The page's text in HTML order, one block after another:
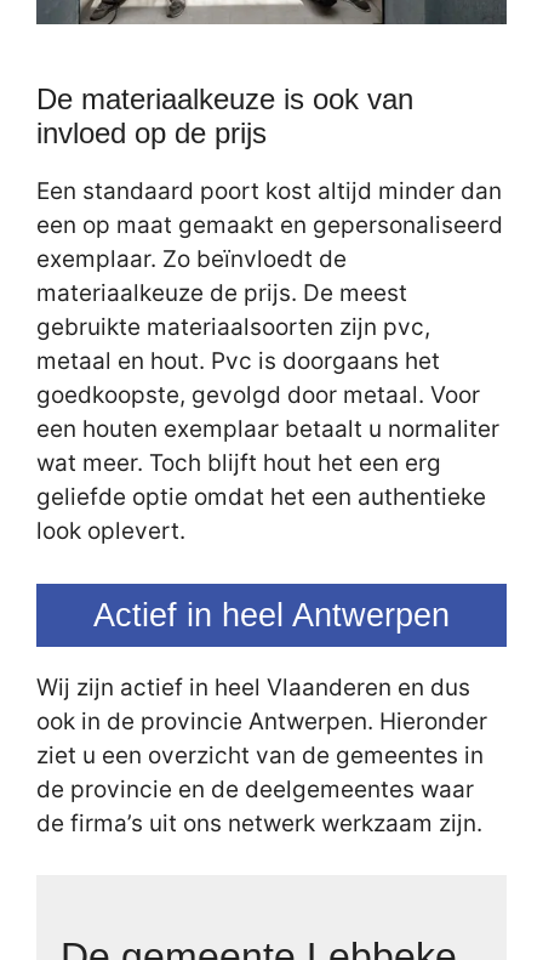
De materiaalkeuze is ook van
invloed op de prijs
Een standaard poort kost altijd minder dan
een op maat gemaakt en gepersonaliseerd
exemplaar. Zo beïnvloedt de
materiaalkeuze de prijs. De meest
gebruikte materiaalsoorten zijn pvc,
metaal en hout. Pvc is doorgaans het
goedkoopste, gevolgd door metaal. Voor
een houten exemplaar betaalt u normaliter
wat meer. Toch blijft hout het een erg
geliefde optie omdat het een authentieke
look oplevert.
Actief in heel Antwerpen
Wij zijn actief in heel Vlaanderen en dus
ook in de provincie Antwerpen. Hieronder
ziet u een overzicht van de gemeentes in
de provincie en de deelgemeentes waar
de firma’s uit ons netwerk werkzaam zijn.